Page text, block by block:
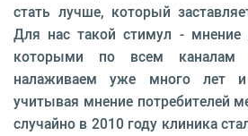
стать лучше, который
Для нас такой стимул - мнение
которыми по всем каналам
налаживаем уже много лет
учитывая мнение потребителей
случайно в 2010 году клиника